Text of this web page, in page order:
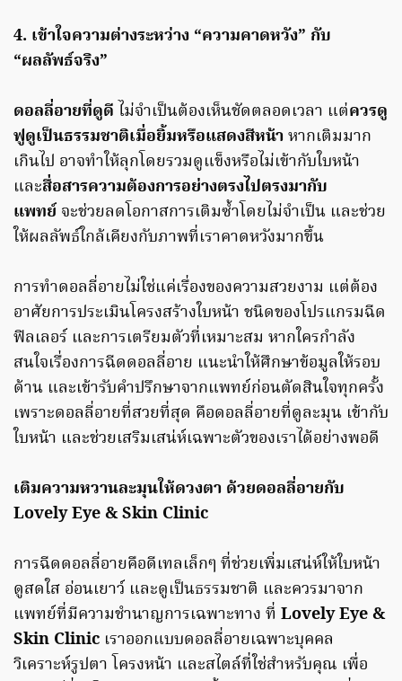
4. เข้าใจความต่างระหว่าง “ความคาดหวัง” กับ
“ผลลัพธ์จริง”
ดอลลี่อายที่ดูดี ไม่จำเป็นต้องเห็นชัดตลอดเวลา แต่ควรดู
ฟูดูเป็นธรรมชาติเมื่อยิ้มหรือแสดงสีหน้าหากเติมมาก
เกินไป อาจทำให้ลุกโดยรวมดูแข็งหรือไม่เข้ากับใบหน้า
และสื่อสารความต้องการอย่างตรงไปตรงมากับ
แพทย์ จะช่วยลดโอกาสการเติมซ้ำโดยไม่จำเป็น และช่วย
ให้ผลลัพธ์ใกล้เคียงกับภาพที่เราคาดหวังมากขึ้น
การทำดอลลี่อายไม่ใช่แค่เรื่องของความสวยงาม แต่ต้อง
อาศัยการประเมินโครงสร้างใบหน้า ชนิดของโปรแกรมฉีด
ฟิลเลอร์ และการเตรียมตัวที่เหมาะสม หากใครกำลัง
สนใจเรื่องการฉีดดอลลี่อาย แนะนำให้ศึกษาข้อมูลให้รอบ
ด้าน และเข้ารับคำปรึกษาจากแพทย์ก่อนตัดสินใจทุกครั้ง
เพราะดอลลี่อายที่สวยที่สุด คือดอลลี่อายที่ดูละมุน เข้ากับ
ใบหน้า และช่วยเสริมเสน่ห์เฉพาะตัวของเราได้อย่างพอดี
เติมความหวานละมุนให้ดวงตา ด้วยดอลลี่อายกับ
Lovely Eye & Skin Clinic
การฉีดดอลลี่อายคือดีเทลเล็กๆ ที่ช่วยเพิ่มเสน่ห์ให้ใบหน้า
ดูสดใส อ่อนเยาว์ และดูเป็นธรรมชาติ และควรมาจาก
แพทย์ที่มีความชำนาญการเฉพาะทาง ที่ Lovely Eye &
Skin Clinic เราออกแบบดอลลี่อายเฉพาะบุคคล
วิเคราะห์รูปตา โครงหน้า และสไตล์ที่ใช่สำหรับคุณ เพื่อ